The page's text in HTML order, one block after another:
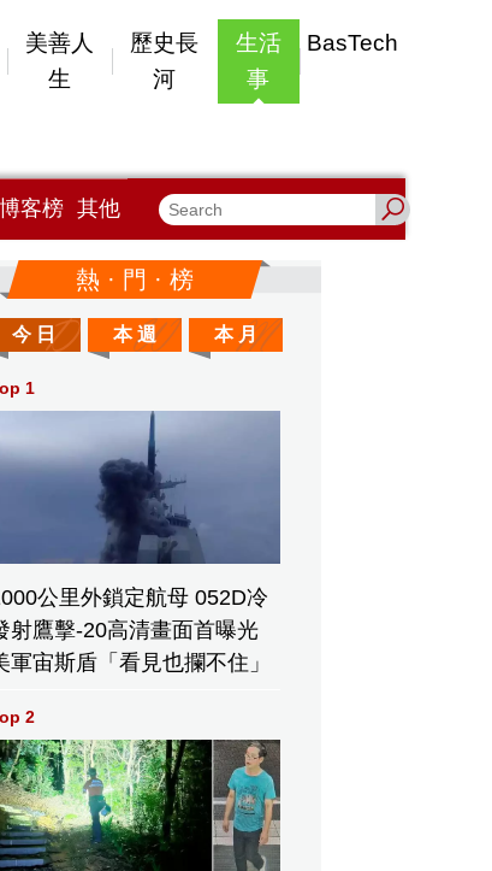
美善人
生
歷史長
河
生活
事
BasTech
博客榜 其他
熱 · 門 · 榜
今 日 本 週 本 月
1
公里外鎖定航母 052D冷
射鷹擊-20高清畫面首曝光
軍宙斯盾「看見也攔不住」
2